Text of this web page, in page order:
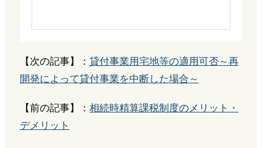
【次の記事】： 貸付事業用宅地等の適用可否～再
開発によって貸付事業を中断した場合～
【前の記事】： 相続時精算課税制度のメリット・
デメリット